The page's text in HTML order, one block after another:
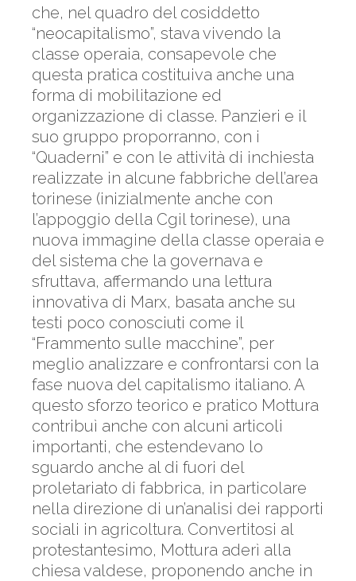
che, nel quadro del cosiddetto
“neocapitalismo”, stava vivendo la
classe operaia, consapevole che
questa pratica costituiva anche una
forma di mobilitazione ed
organizzazione di classe. Panzieri e il
suo gruppo proporranno, con i
“Quaderni” e con le attività di inchiesta
realizzate in alcune fabbriche dell’area
torinese (inizialmente anche con
l’appoggio della Cgil torinese), una
nuova immagine della classe operaia e
del sistema che la governava e
sfruttava, affermando una lettura
innovativa di Marx, basata anche su
testi poco conosciuti come il
“Frammento sulle macchine”, per
meglio analizzare e confrontarsi con la
fase nuova del capitalismo italiano. A
questo sforzo teorico e pratico Mottura
contribuì anche con alcuni articoli
importanti, che estendevano lo
sguardo anche al di fuori del
proletariato di fabbrica, in particolare
nella direzione di un’analisi dei rapporti
sociali in agricoltura. Convertitosi al
protestantesimo, Mottura aderì alla
chiesa valdese, proponendo anche in